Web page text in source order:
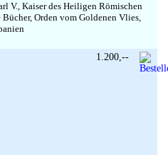
V., Kaiser des Heiligen Römischen
Orden vom Goldenen Vlies,
1.200,--